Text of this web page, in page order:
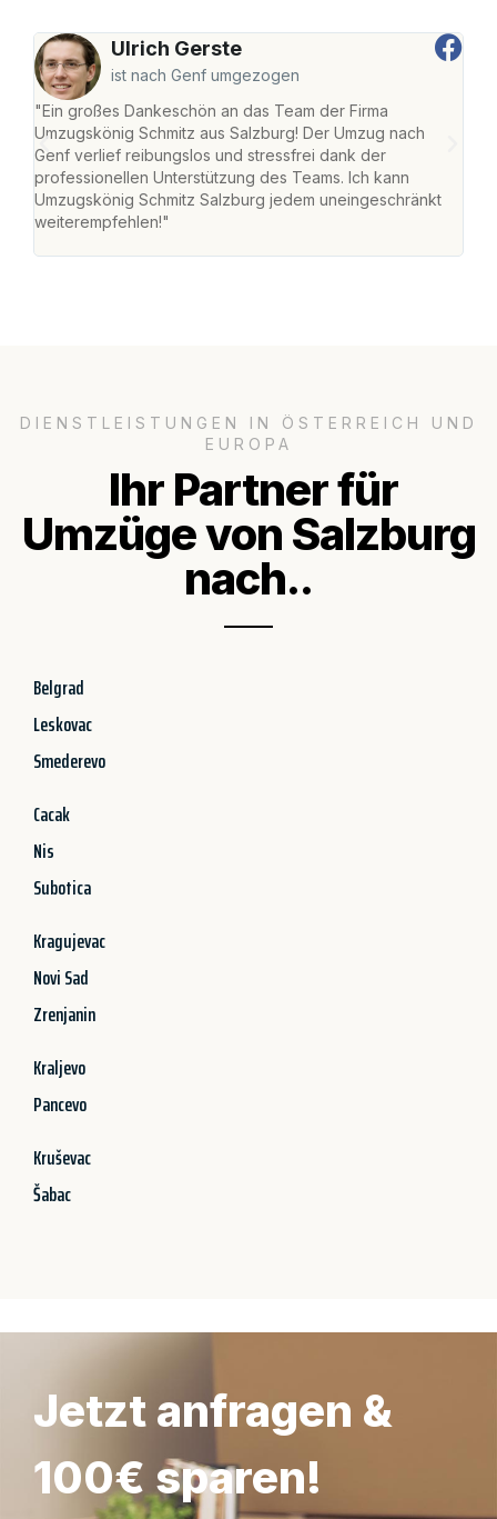
Ulrich Gerste
ist nach Genf umgezogen
"Ein großes Dankeschön an das Team der Firma
Umzugskönig Schmitz aus Salzburg! Der Umzug nach
Genf verlief reibungslos und stressfrei dank der
professionellen Unterstützung des Teams. Ich kann
Umzugskönig Schmitz Salzburg jedem uneingeschränkt
weiterempfehlen!"
DIENSTLEISTUNGEN IN ÖSTERREICH UND
EUROPA
Ihr Partner für
Umzüge von Salzburg
nach..
Belgrad
Leskovac
Smederevo
Cacak
Nis
Subotica
Kragujevac
Novi Sad
Zrenjanin
Kraljevo
Pancevo
Kruševac
Šabac
Jetzt anfragen &
100€ sparen!